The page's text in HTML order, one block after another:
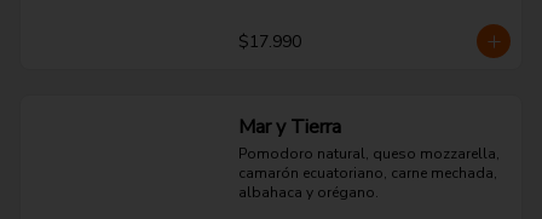
$17.990
Mar y Tierra
Pomodoro natural, queso mozzarella,
camarón ecuatoriano, carne mechada,
albahaca y orégano.